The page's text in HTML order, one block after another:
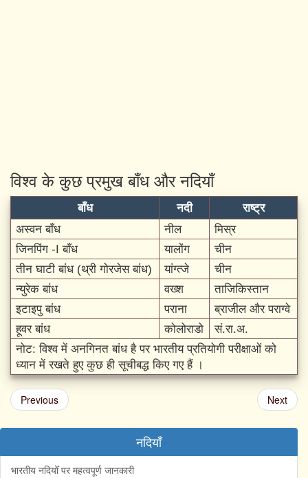
विश्व के कुछ प्रमुख बाँध और नदियाँ
बाँध नदी
राष्ट्र
अस्वन बाँध
नील
मिस्र
जिनपिंग -I बाँध
यालोंग
चीन
तीन घाटी बांध (थ्री गोरजेस बांध)
यांग्त्जे
चीन
न्युरेक बांध
वख्श
ताजिकिस्तान
इटाइपु बांध
पराना
ब्राजील और पराग्वे
हूवर बांध
कोलोराडो
सं.रा.अ.
नोट: विश्व में अनगिनत बांध है पर भारतीय प्रतियोगी परीक्षाओं को
ध्यान में रखते हुए कुछ ही सूचीबद्ध किए गए हैं ।
Previous Next
नदियाँ
भारतीय नदियोँ पर महत्वपूर्ण जानकारी